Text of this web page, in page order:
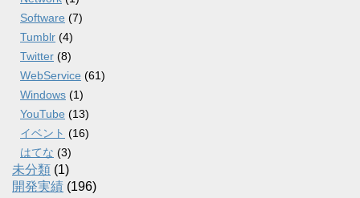
Software (7)
Tumblr (4)
Twitter (8)
WebService (61)
Windows (1)
YouTube (13)
イベント (16)
はてな (3)
未分類 (1)
開発実績 (196)